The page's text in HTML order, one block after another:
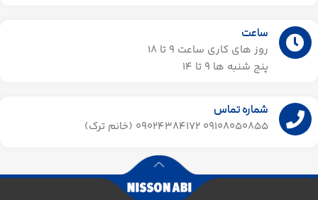
ساعت
روز های کاری ساعت ۹ تا 18
پنج شنبه ها 9 تا 14​
شماره تماس
09108050855 09024384172 (خانم ترک)